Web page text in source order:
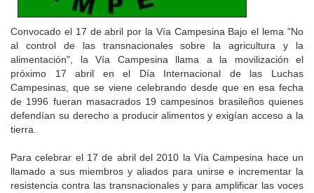
Convocado el 17 de abril por la Vía Campesina Bajo el lema "No
al control de las transnacionales sobre la agricultura y la
alimentación", la Vía Campesina llama a la movilización el
próximo 17 abril en el Día Internacional de las Luchas
Campesinas, que se viene celebrando desde que en esa fecha
de 1996 fueran masacrados 19 campesinos brasileños quienes
defendían su derecho a producir alimentos y exigían acceso a la
tierra.
Para celebrar el 17 de abril del 2010 la Vía Campesina hace un
llamado a sus miembros y aliados para unirse e incrementar la
resistencia contra las transnacionales y para amplificar las voces